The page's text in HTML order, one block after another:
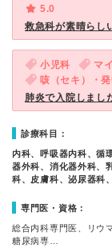
5.0
救急科が素晴らし
小児科
マ
咳（セキ）・発
肺炎で入院しまし
診療科目：
内科、呼吸器内科、循
器外科、消化器外科、
科、皮膚科、泌尿器科
専門医・資格：
総合内科専門医、リウ
糖尿病専…